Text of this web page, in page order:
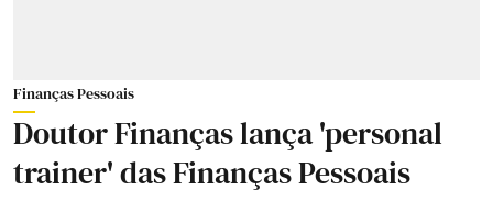
Finanças Pessoais
Doutor Finanças lança 'personal
trainer' das Finanças Pessoais